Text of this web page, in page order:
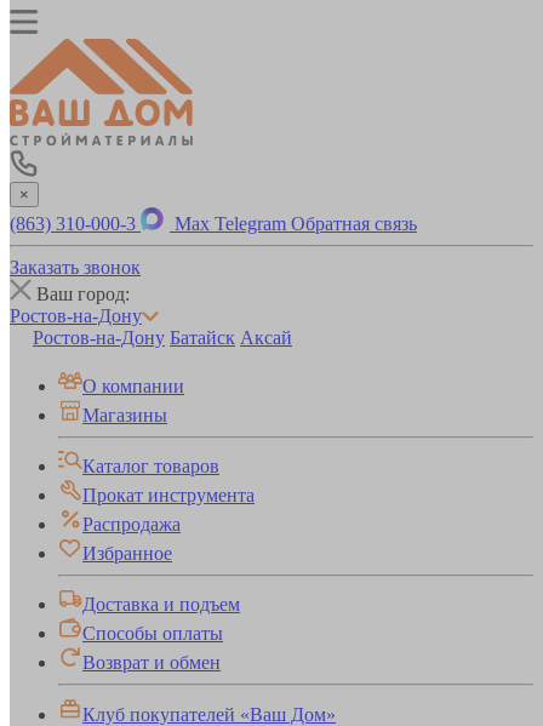
×
(863) 310-000-3 Max Telegram Обратная связь
Заказать звонок
Ваш город:
Ростов-на-Дону
Ростов-на-Дону Батайск Аксай
О компании
Магазины
Каталог товаров
Прокат инструмента
Распродажа
Избранное
Доставка и подъем
Способы оплаты
Возврат и обмен
Клуб покупателей «Ваш Дом»